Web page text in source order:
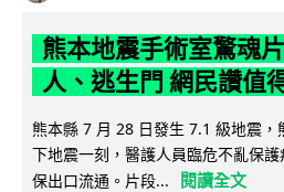
熊本地震手術室驚魂
人、逃生門 網民讚值
熊本縣 7 月 28 日發生 7.1 級地震
下地震一刻，醫護人員臨危不亂保
保出口流通。片段...
閱讀全文